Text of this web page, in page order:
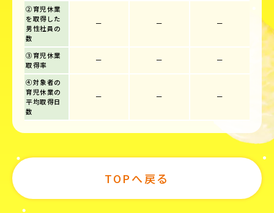
②育児休業
を取得した
男性社員の
数
ー ー ー
③育児休業
取得率
ー ー ー
④対象者の
育児休業の
平均取得日
数
ー ー ー
TOPへ戻る